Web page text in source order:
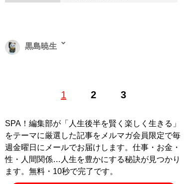
1 2 3
黒島暁生
ィに寄り添い、活字化することをライフワークとする。
中。Twitter：@kuroshimaaki
MySPA!会員だけが読める、黒島暁生のよりディープな
インタビュー
・【独自】‟IQ133”の黒髪美少女(21歳)が「ソープ嬢は天
職」と唸るワケ。「こだわりが強い性格の私でも…」
SPA！編集部が「人生後半を賢く楽しく生きる」
をテーマに厳選した記事をメルマガ会員限定で毎
週金曜日にメールでお届けします。仕事・お金・
性・人間関係…人生を豊かにする秘訣が見つかり
ます。無料・10秒で完了です。